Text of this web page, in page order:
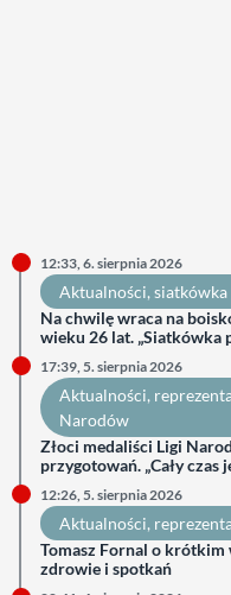
12:33, 6. sierpnia 2026
Aktualności, siatkówka
Na chwilę wraca na
wieku 26 lat. „Siatkówka
17:39, 5. sierpnia 2026
Aktualności,
Narodów
Złoci medaliści Ligi
przygotowań. „Cały czas
12:26, 5. sierpnia 2026
Aktualności,
Tomasz Fornal o krótkim
zdrowie i spotkań